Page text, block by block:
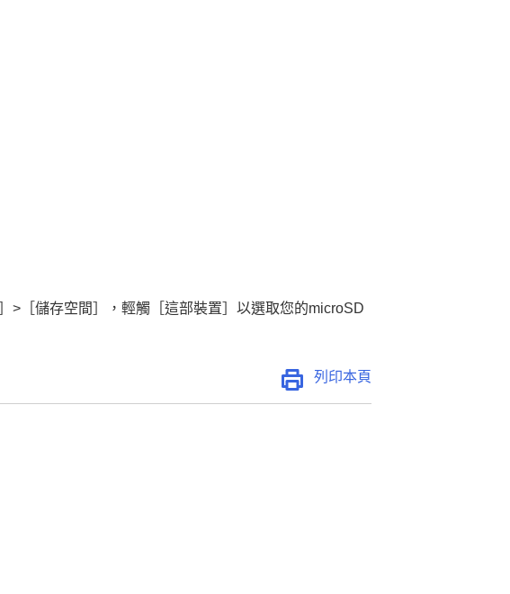
>［儲存空間］，輕觸［這部裝置］以選取您的microSD
列印本頁